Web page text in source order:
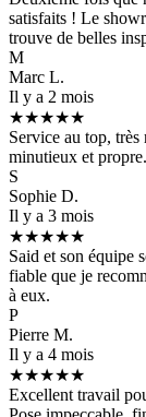
satisfaits ! Le
trouve de belles
M
Marc L.
Il y a 2 mois
★★★★★
Service au top,
minutieux et
S
Sophie D.
Il y a 3 mois
★★★★★
Said et son équipe
fiable que je
à eux.
P
Pierre M.
Il y a 4 mois
★★★★★
Excellent travail